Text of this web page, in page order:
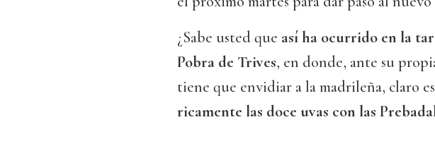
¿Sabe usted que así ha ocurrido en la
Pobra de Trives, en donde, ante su
tiene que envidiar a la madrileña, claro
ricamente las doce uvas con las